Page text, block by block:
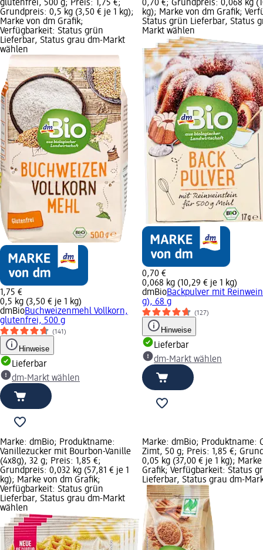
glutenfrei, 500 g; Preis: 1,75 €;
Grundpreis: 0,5 kg (3,50 € je 1 kg);
Marke von dm Grafik;
Verfügbarkeit: Status grün
Lieferbar, Status grau dm-Markt
wählen
1,75 €
0,5 kg (3,50 € je 1 kg)
dmBioBuchweizenmehl Vollkorn,
glutenfrei, 500 g
(141)
Hinweise
Lieferbar
dm-Markt wählen
0,70 €; Grundpreis: 0,068 kg
kg); Marke von dm Grafik;
Status grün Lieferbar, Status
Markt wählen
0,70 €
0,068 kg (10,29 € je 1 kg)
dmBioBackpulver mit
g), 68 g
(127)
Hinweise
Lieferbar
dm-Markt wählen
Marke: dmBio; Produktname:
Vanillezucker mit Bourbon-Vanille
(4x8g), 32 g; Preis: 1,85 €;
Grundpreis: 0,032 kg (57,81 € je 1
kg); Marke von dm Grafik;
Verfügbarkeit: Status grün
Lieferbar, Status grau dm-Markt
wählen
Marke: dmBio; Produktname:
Zimt, 50 g; Preis: 1,85 €;
0,05 kg (37,00 € je 1 kg);
Grafik; Verfügbarkeit: Status
Lieferbar, Status grau dm-